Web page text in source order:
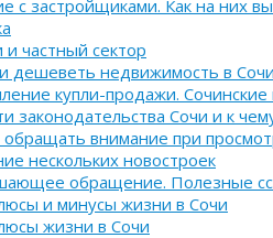
с застройщиками. Как на них
и частный сектор
дешеветь недвижимость в
купли-продажи.
законодательства Сочи и к
обращать внимание при
нескольких новостроек
обращение. Полезные
и минусы жизни в Сочи
жизни в Сочи